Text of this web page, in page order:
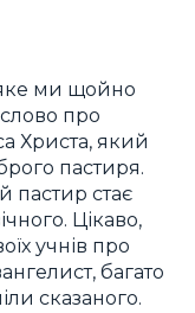
яке ми щойно
про
Христа, який
пастиря.
стає
Цікаво,
учнів про
багато
сказаного.